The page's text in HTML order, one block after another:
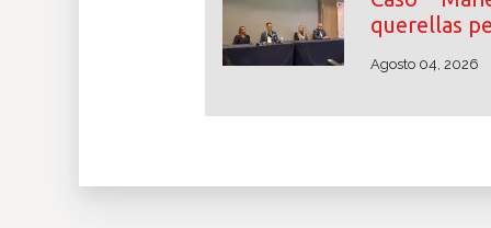
querellas
Agosto 04, 2026